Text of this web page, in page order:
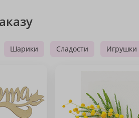
Шарики Сладости Игрушки